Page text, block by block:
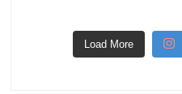
Load More